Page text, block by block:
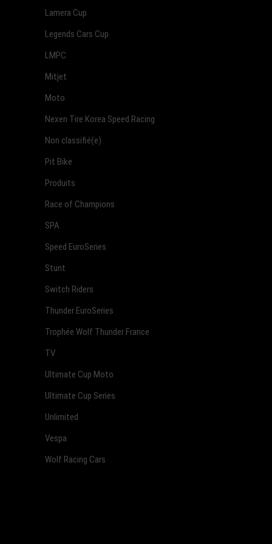
Lamera Cup
Legends Cars Cup
LMPC
Mitjet
Moto
Nexen Tire Korea Speed Racing
Non classifié(e)
Pit Bike
Produits
Race of Champions
SPA
Speed EuroSeries
Stunt
Switch Riders
Thunder EuroSeries
Trophée Wolf Thunder France
TV
Ultimate Cup Moto
Ultimate Cup Series
Unlimited
Vespa
Wolf Racing Cars